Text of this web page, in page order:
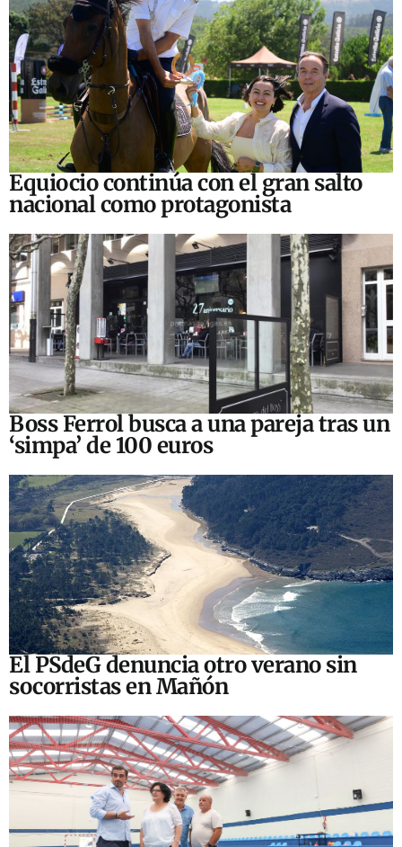
Equiocio continúa con el gran salto
nacional como protagonista
Boss Ferrol busca a una pareja tras un
‘simpa’ de 100 euros
El PSdeG denuncia otro verano sin
socorristas en Mañón